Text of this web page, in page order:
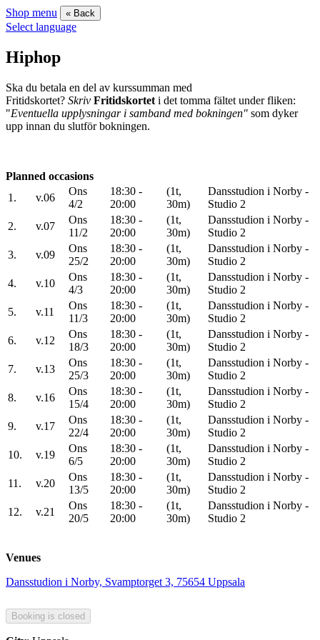
Shop menu « Back
Select language
Hiphop
Ska du betala en del av kurssumman med
Fritidskortet? Skriv Fritidskortet i det tomma fältet under fliken:
"Eventuella upplysningar i samband med bokningen" som dyker
upp innan du slutför bokningen.
Planned occasions
1.
v.06
Ons
4/2
18:30 -
20:00
(1t,
30m)
Dansstudion i Norby -
Studio 2
2.
v.07
Ons
11/2
18:30 -
20:00
(1t,
30m)
Dansstudion i Norby -
Studio 2
3.
v.09
Ons
25/2
18:30 -
20:00
(1t,
30m)
Dansstudion i Norby -
Studio 2
4.
v.10
Ons
4/3
18:30 -
20:00
(1t,
30m)
Dansstudion i Norby -
Studio 2
5.
v.11
Ons
11/3
18:30 -
20:00
(1t,
30m)
Dansstudion i Norby -
Studio 2
6.
v.12
Ons
18/3
18:30 -
20:00
(1t,
30m)
Dansstudion i Norby -
Studio 2
7.
v.13
Ons
25/3
18:30 -
20:00
(1t,
30m)
Dansstudion i Norby -
Studio 2
8.
v.16
Ons
15/4
18:30 -
20:00
(1t,
30m)
Dansstudion i Norby -
Studio 2
9.
v.17
Ons
22/4
18:30 -
20:00
(1t,
30m)
Dansstudion i Norby -
Studio 2
10.
v.19
Ons
6/5
18:30 -
20:00
(1t,
30m)
Dansstudion i Norby -
Studio 2
11.
v.20
Ons
13/5
18:30 -
20:00
(1t,
30m)
Dansstudion i Norby -
Studio 2
12.
v.21
Ons
20/5
18:30 -
20:00
(1t,
30m)
Dansstudion i Norby -
Studio 2
Venues
Dansstudion i Norby, Svamptorget 3, 75654 Uppsala